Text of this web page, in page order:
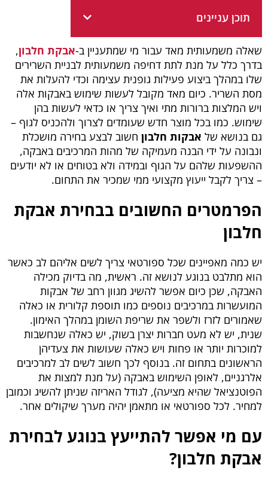
תוכן עניינים
שאלה משמעותית מאד עבור מי שמתעניין ב-אבקת חלבון,
בדרך כלל על מנת לתת דחיפה משמעותית לבניית השרירים
שלו במהלך ביצוע פעילות גופנית עצימה וכדי להעלות את
מסת השריר. כיום מאד מקובל לעשות שימוש באבקות אלה
ויש המלצות ברורות מתי ואיך צריך או כדאי לעשות בהן
שימוש. כמו בכל מוצר חדש שעומדים לצרוך ולהכניס לגוף –
גם בנושא של אבקות חלבון חשוב לבצע בחירה מושכלת
ונבונה על ידי הבנה מעמיקה של מהות המרכיבים באבקה,
ההשפעות שלהם על הגוף ובמידה ולא בטוחים או לא יודעים
– צריך לקבל ייעוץ מקצועי ממי שמכיר את התחום.
הפרמטרים החשובים בבחירת אבקת
חלבון
יש כמה מאפיינים שכל ספורטאי צריך לשים אליהם לב כאשר
הוא מתלבט בנוגע לנושא זה. ראשית, מה בדיוק מכילה
האבקה, שכן כיום אפשר להשיג מגוון רחב של אבקות
המועשרות במרכיבים נוספים כמו תוספת קלורית או כאלה
שאמורים לזרז ולשפר את שריפת השומן במהלך האימון.
שנית, יש לא מעט חברות יצרן בשוק, יש כאלה שנחשבות
למוכרות יותר או פחות ויש כאלה שעושות את צעדיהן
הראשונים בתחום זה. בנוסף לכך חשוב לשים לב למרכיבים
אלרגניים, לאופן השימוש באבקה (על מנת למצות את
הפוטנציאל שהיא מציעה), לגודל האריזה שניתן להשיג וכמובן
למחיר. לכל ספורטאי או מתאמן יהיה מערך שיקולים אחר.
עם מי אפשר להתייעץ בנוגע לבחירת
אבקת חלבון?